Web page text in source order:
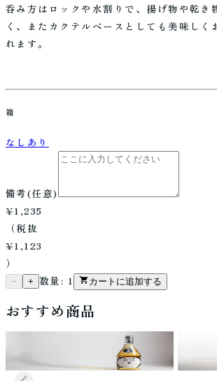
呑み方はロックや水割りで、揚げ物や乾き
く、またカクテルベースとしても美味しく
れます。
箱
なし あり
備考(任意)
¥1,235
（税抜
¥1,123
）
− + 数量: 1 カートに追加する
おすすめ商品